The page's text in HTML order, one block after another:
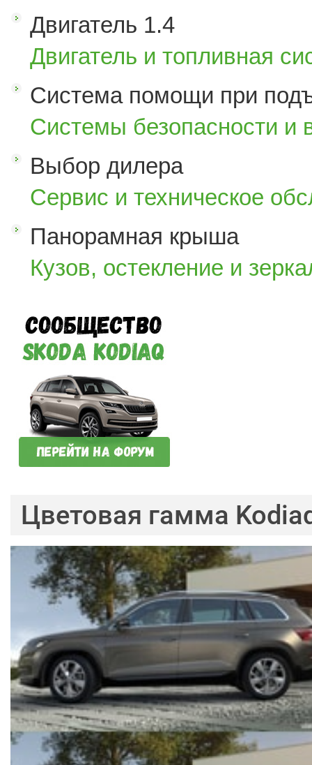
Двигатель 1.4
Двигатель и топливная
Система помощи при
Системы безопасности и
Выбор дилера
Сервис и техническое
Панорамная крыша
Кузов, остекление и
Цветовая гамма